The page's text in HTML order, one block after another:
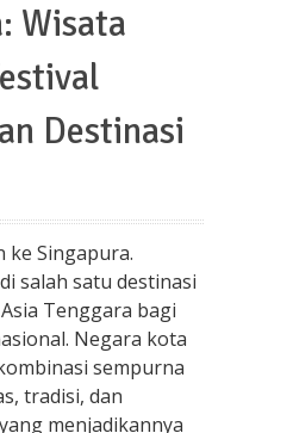
Wisata
Destinasi
ke Singapura.
salah satu destinasi
Tenggara bagi
Negara kota
sempurna
tradisi, dan
menjadikannya